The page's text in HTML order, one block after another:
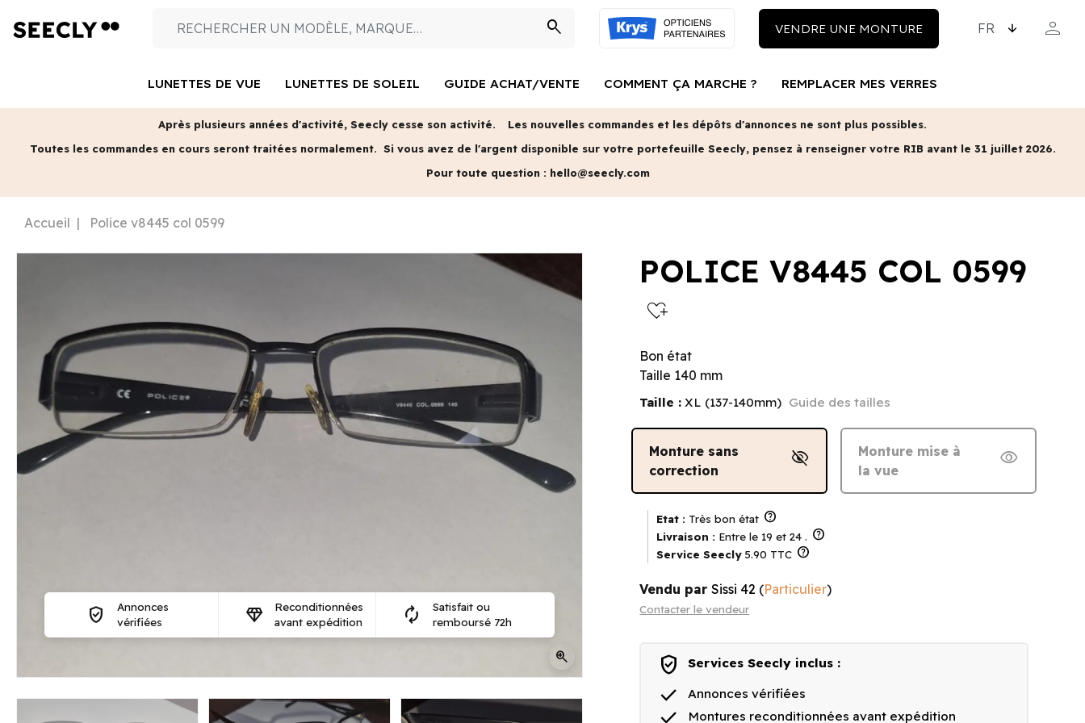
search VENDRE UNE MONTURE person
LUNETTES DE VUE LUNETTES DE SOLEIL GUIDE ACHAT/VENTE COMMENT ÇA MARCHE ? REMPLACER MES VERRES
Après plusieurs années d'activité, Seecly cesse son activité.
Les nouvelles commandes et les dépôts d'annonces ne sont plus possibles.
Toutes les commandes en cours seront traitées normalement. Si vous avez de l'argent disponible sur votre portefeuille Seecly, pensez à renseigner votre RIB avant le 31 juillet 2026.
Pour toute question : hello@seecly.com
Accueil Police v8445 col 0599
zoom_in
verified_user
Annonces
vérifiées
diamond
Reconditionnées
avant expédition
autorenew
Satisfait ou
remboursé 72h
POLICE V8445 COL 0599
heart_plus
Bon état
Taille 140 mm
Taille : XL (137-140mm) Guide des tailles
Monture sans
correction
visibility_off
Monture mise à
la vue
visibility
Etat : Très bon état help
Livraison : Entre le 19 et 24 . help
Service Seecly 5.90 TTC help
Vendu parSissi 42 (Particulier)
Contacter le vendeur
verified_user Services Seecly inclus :
done Annonces vérifiées
Montures reconditionnées avant expédition